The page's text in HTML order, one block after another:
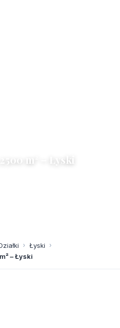
m² – Łyski
› Łyski ›
– Łyski